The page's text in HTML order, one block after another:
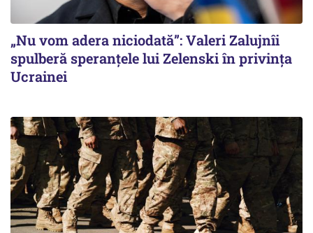
„Nu vom adera niciodată”: Valeri Zalujnîi
spulberă speranțele lui Zelenski în privința
Ucrainei